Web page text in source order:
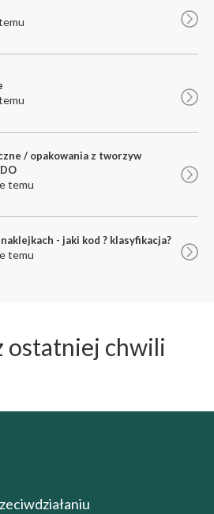
/ opakowania z tworzyw
temu
- jaki kod ? klasyfikacja?
temu
ostatniej chwili